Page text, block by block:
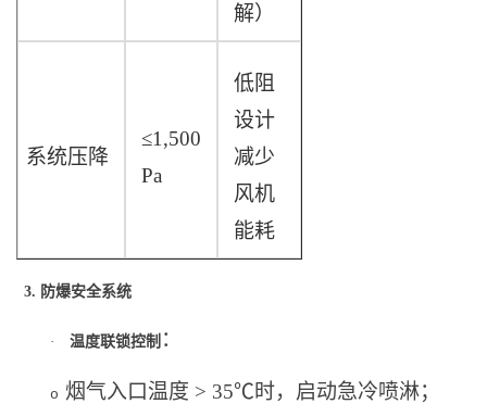
解）
系统压降
≤1,500
Pa
低阻
设计
减少
风机
能耗
3. 防爆安全系统
· 温度联锁控制 ：
o 烟气入口温度 > 35℃时，启动急冷喷淋；